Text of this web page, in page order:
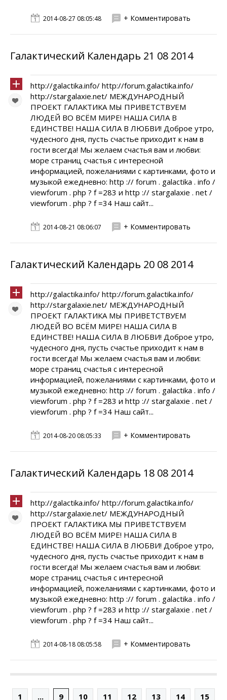
2014-08-27 08:05:48 + Комментировать
Галактический Календарь 21 08 2014
http://galactika.info/ http://forum.galactika.info/
http://stargalaxie.net/ МЕЖДУНАРОДНЫЙ
ПРОЕКТ ГАЛАКТИКА МЫ ПРИВЕТСТВУЕМ
ЛЮДЕЙ ВО ВСЁМ МИРЕ! НАША СИЛА В
ЕДИНСТВЕ! НАША СИЛА В ЛЮБВИ! Доброе утро,
чудесного дня, пусть счастье приходит к нам в
гости всегда! Мы желаем счастья вам и любви:
море страниц счастья с интересной
информацией, пожеланиями с картинками, фото и
музыкой ежедневно: http :// forum . galactika . info /
viewforum . php ? f =283 и http :// stargalaxie . net /
viewforum . php ? f =34 Наш сайт...
2014-08-21 08:06:07 + Комментировать
Галактический Календарь 20 08 2014
http://galactika.info/ http://forum.galactika.info/
http://stargalaxie.net/ МЕЖДУНАРОДНЫЙ
ПРОЕКТ ГАЛАКТИКА МЫ ПРИВЕТСТВУЕМ
ЛЮДЕЙ ВО ВСЁМ МИРЕ! НАША СИЛА В
ЕДИНСТВЕ! НАША СИЛА В ЛЮБВИ! Доброе утро,
чудесного дня, пусть счастье приходит к нам в
гости всегда! Мы желаем счастья вам и любви:
море страниц счастья с интересной
информацией, пожеланиями с картинками, фото и
музыкой ежедневно: http :// forum . galactika . info /
viewforum . php ? f =283 и http :// stargalaxie . net /
viewforum . php ? f =34 Наш сайт...
2014-08-20 08:05:33 + Комментировать
Галактический Календарь 18 08 2014
http://galactika.info/ http://forum.galactika.info/
http://stargalaxie.net/ МЕЖДУНАРОДНЫЙ
ПРОЕКТ ГАЛАКТИКА МЫ ПРИВЕТСТВУЕМ
ЛЮДЕЙ ВО ВСЁМ МИРЕ! НАША СИЛА В
ЕДИНСТВЕ! НАША СИЛА В ЛЮБВИ! Доброе утро,
чудесного дня, пусть счастье приходит к нам в
гости всегда! Мы желаем счастья вам и любви:
море страниц счастья с интересной
информацией, пожеланиями с картинками, фото и
музыкой ежедневно: http :// forum . galactika . info /
viewforum . php ? f =283 и http :// stargalaxie . net /
viewforum . php ? f =34 Наш сайт...
2014-08-18 08:05:58 + Комментировать
1 ... 9 10 11 12 13 14 15